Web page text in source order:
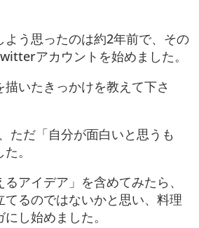
よう思ったのは約2年前で、その
アカウントを始めました。
いたきっかけを教えて下さ
ただ「自分が面白いと思うも
。
アイデア」を含めてみたら、
てるのではないかと思い、料理
し始めました。